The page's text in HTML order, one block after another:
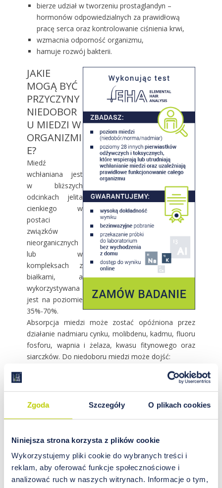
Zgoda Szczegóły O plikach cookies
Niniejsza strona korzysta z plików cookie
Wykorzystujemy pliki cookie do wybranych treści i
reklam, aby oferować funkcje społecznościowe i
analizować ruch w naszych witrynach. Informacje o tym,
bierze udział w tworzeniu prostaglandyn –
hormonów odpowiedzialnych za prawidłową
pracę serca oraz kontrolowanie ciśnienia krwi,
wzmacnia odporność organizmu,
hamuje rozwój bakterii.
JAKIE
MOGĄ BYĆ
PRZYCZYNY
NIEDOBOR
U MIEDZI W
ORGANIZMI
E?
Miedź
wchłaniana jest
w bliższych
odcinkach jelita
cienkiego w
postaci
związków
nieorganicznych
lub w
kompleksach z
białkami, a
wykorzystywana
jest na poziomie
35%-70%.
Absorpcja miedzi może zostać opóźniona przez
działanie nadmiaru cynku, molibdenu, kadmu, fluoru
fosforu, wapnia i żelaza, kwasu fitynowego oraz
siarczków. Do niedoboru miedzi może dojść:
u osób źle odżywionych (często niemowląt) z
w przypadku nadmiernego stosowania
suplementów, zawierających składniki
w zaburzeniach wchłaniania miedzi,
w długotrwałym leczeniu kortyzolem.
MIEDŹ – OBJAWY NIEDOBORU